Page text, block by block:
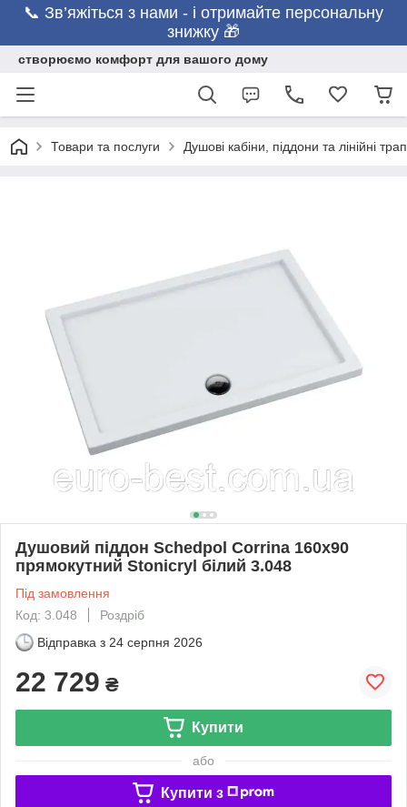
📞 Зв’яжіться з нами - і отримайте персональну
знижку 🎁
створюємо комфорт для вашого дому
Товари та послуги Душові кабіни, піддони та лінійні
Душовий піддон Schedpol Corrina 160x90
прямокутний Stonicryl білий 3.048
Під замовлення
Код: 3.048
Роздріб
Відправка з 24 серпня 2026
22 729 ₴
Купити
або
Купити з